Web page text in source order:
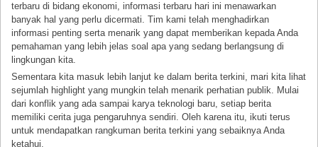
terbaru di bidang ekonomi, informasi terbaru hari ini menawarkan
banyak hal yang perlu dicermati. Tim kami telah menghadirkan
informasi penting serta menarik yang dapat memberikan kepada Anda
pemahaman yang lebih jelas soal apa yang sedang berlangsung di
lingkungan kita.
Sementara kita masuk lebih lanjut ke dalam berita terkini, mari kita lihat
sejumlah highlight yang mungkin telah menarik perhatian publik. Mulai
dari konflik yang ada sampai karya teknologi baru, setiap berita
memiliki cerita juga pengaruhnya sendiri. Oleh karena itu, ikuti terus
untuk mendapatkan rangkuman berita terkini yang sebaiknya Anda
ketahui.